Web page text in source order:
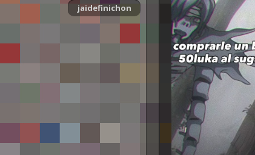
jaidefinichon